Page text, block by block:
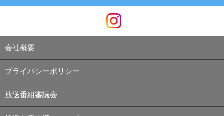
会社概要
プライバシーポリシー
放送番組審議会